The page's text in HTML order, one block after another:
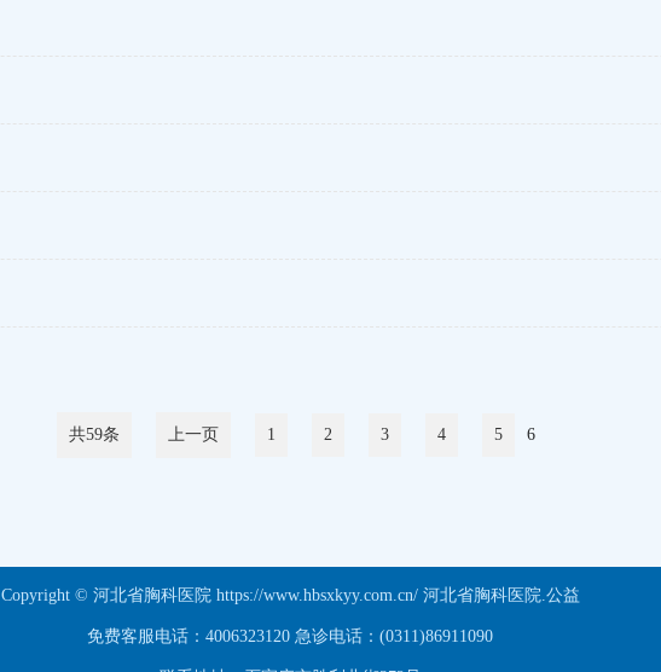
共59条 上一页 1 2 3 4 5 6
Copyright © 河北省胸科医院 https://www.hbsxkyy.com.cn/ 河北省胸科医院.公益
免费客服电话：4006323120 急诊电话：(0311)86911090